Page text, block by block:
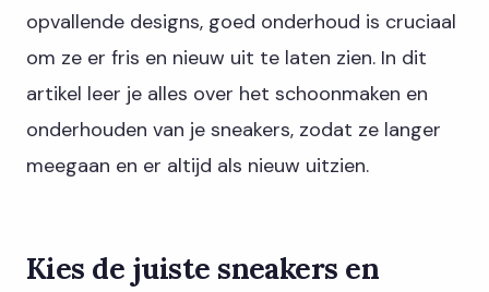
opvallende designs, goed onderhoud is cruciaal
om ze er fris en nieuw uit te laten zien. In dit
artikel leer je alles over het schoonmaken en
onderhouden van je sneakers, zodat ze langer
meegaan en er altijd als nieuw uitzien.
Kies de juiste sneakers en